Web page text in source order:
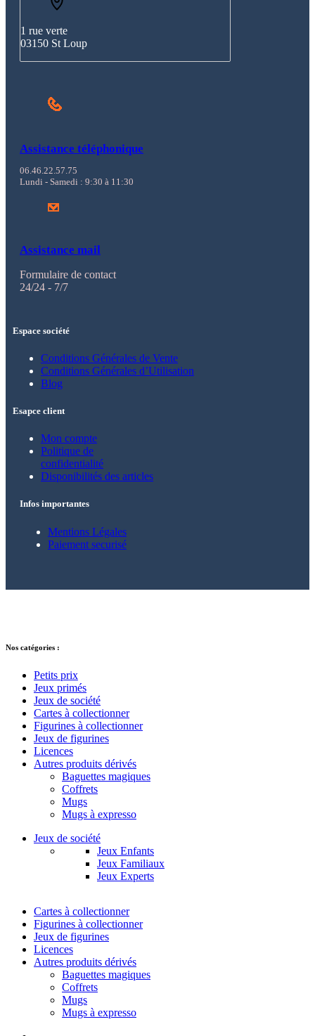
1 rue verte
03150 St Loup
Assistance téléphonique
06.46.22.57.75
Lundi - Samedi : 9:30 à 11:30
Assistance mail
Formulaire de contact
24/24 - 7/7
Espace société
Conditions Générales de Vente
Conditions Générales d’Utilisation
Blog
Esapce client
Mon compte
Politique de
confidentialité
Disponibilités des articles
Infos importantes
Mentions Légales
Paiement securisé
Nos catégories :
Petits prix
Jeux primés
Jeux de société
Cartes à collectionner
Figurines à collectionner
Jeux de figurines
Licences
Autres produits dérivés
Baguettes magiques
Coffrets
Mugs
Mugs à expresso
Jeux de société
Jeux Enfants
Jeux Familiaux
Jeux Experts
Cartes à collectionner
Figurines à collectionner
Jeux de figurines
Licences
Autres produits dérivés
Baguettes magiques
Coffrets
Mugs
Mugs à expresso